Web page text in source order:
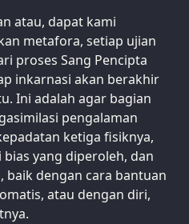
atau, dapat kami
metafora, setiap ujian
proses Sang Pencipta
inkarnasi akan berakhir
Ini adalah agar bagian
pengalaman
ketiga fisiknya,
yang diperoleh, dan
baik dengan cara bantuan
atau dengan diri,